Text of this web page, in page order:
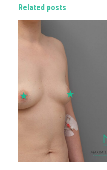
Related posts